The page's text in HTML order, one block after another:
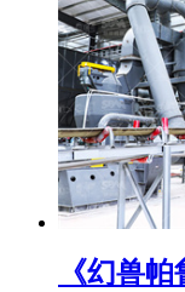
《幻兽